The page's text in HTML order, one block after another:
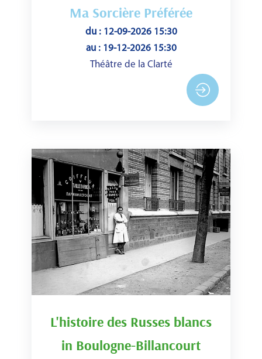
Ma Sorcière Préférée
du : 12-09-2026 15:30
au : 19-12-2026 15:30
Théâtre de la Clarté
L'histoire des Russes blancs
in Boulogne-Billancourt